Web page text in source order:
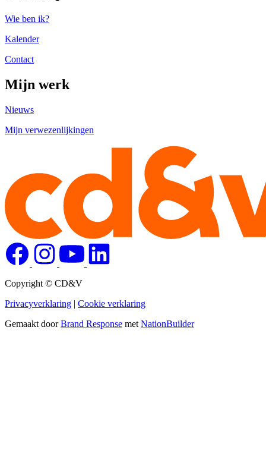
Wie ben ik?
Kalender
Contact
Mijn werk
Nieuws
Mijn verwezenlijkingen
Copyright © CD&V
Privacyverklaring | Cookie verklaring
Gemaakt doorBrand Response met NationBuilder